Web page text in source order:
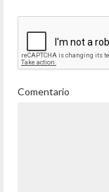
Comentario